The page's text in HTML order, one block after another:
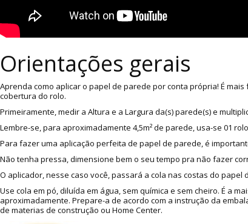
Orientações gerais
Aprenda como aplicar o papel de parede por conta própria! É
cobertura do rolo.
Primeiramente, medir a Altura e a Largura da(s) parede(s) e
Lembre-se, para aproximadamente 4,5m² de parede, usa-se 01
Para fazer uma aplicação perfeita de papel de parede, é
Não tenha pressa, dimensione bem o seu tempo pra não fazer
O aplicador, nesse caso você, passará a cola nas costas do
Use cola em pó, diluída em água, sem química e sem cheiro. É a
aproximadamente. Prepare-a de acordo com a instrução da
de materias de construção ou Home Center.